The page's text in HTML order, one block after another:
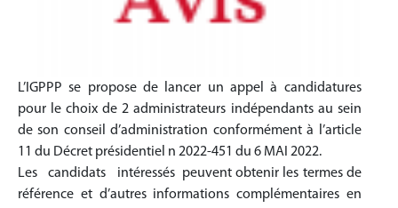
L’IGPPP se propose de lancer un appel à candidatures
pour le choix de 2 administrateurs indépendants au sein
de son conseil d’administration conformément à l’article
11 du Décret présidentiel n 2022-451 du 6 MAI 2022.
Les candidats intéressés peuvent obtenir les termes de
référence et d’autres informations complémentaires en